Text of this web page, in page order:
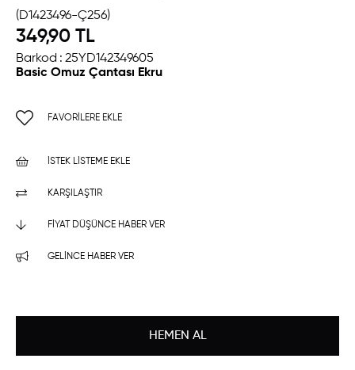
(D1423496-Ç256)
349,90 TL
Barkod : 25YD142349605
Basic Omuz Çantası Ekru
FAVORILERE EKLE
İSTEK LISTEME EKLE
KARŞILAŞTIR
FIYAT DÜŞÜNCE HABER VER
GELINCE HABER VER